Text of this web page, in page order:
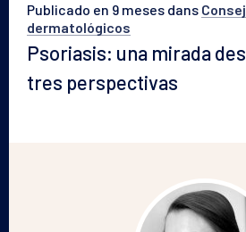
Publicado en 9 meses dans
dermatológicos
Psoriasis: una mirada
tres perspectivas